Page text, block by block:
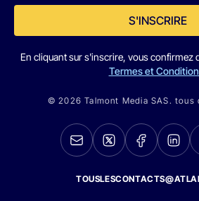
S'INSCRIRE
En cliquant sur s'inscrire, vous confirmez
Termes et
© 2026 Talmont Media SAS. tous